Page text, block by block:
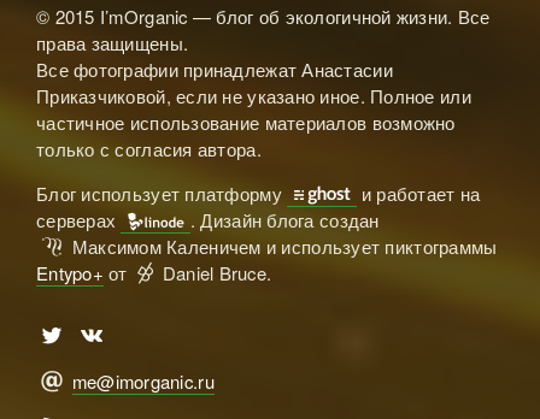
© 2015 I’mOrganic — блог об экологичной жизни. Все
права защищены.
Все фотографии принадлежат Анастасии
Приказчиковой, если не указано иное. Полное или
частичное использование материалов возможно
только с согласия автора.
Блог использует платформу  и работает на
серверах
 . Дизайн блога создан
ℳ Максимом Каленичем и использует пиктограммы
Entypo+ от  Daniel Bruce.
🅃 🅅
@ me@imorganic.ru